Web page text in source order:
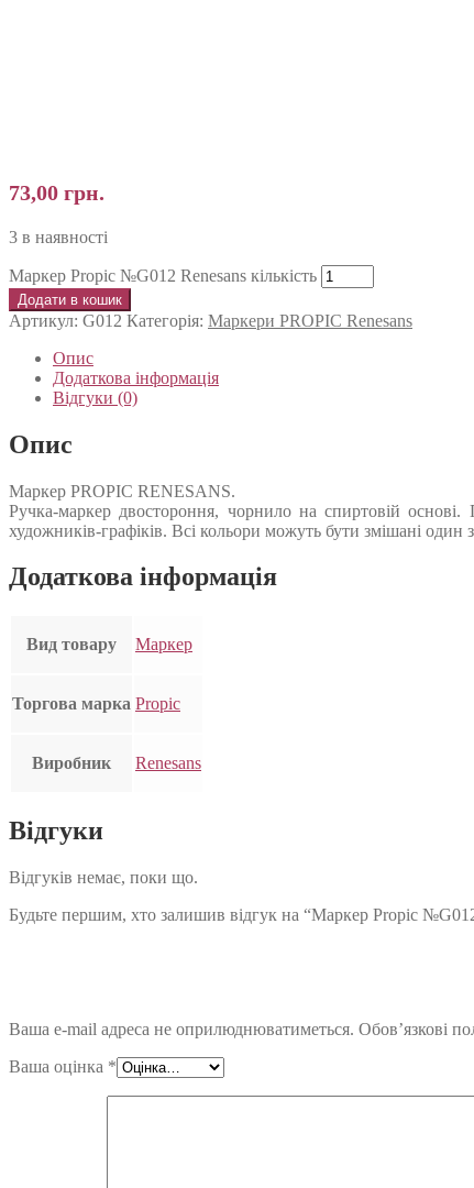
73,00 грн.
3 в наявності
Маркер Propic №G012 Renesans кількість
Додати в кошик
Артикул: G012 Категорія: Маркери PROPIC Renesans
Опис
Додаткова інформація
Відгуки (0)
Опис
Маркер PROPIC RENESANS.
Ручка-маркер двостороння, чорнило на спиртовій
художників-графіків. Всі кольори можуть бути змішані один
Додаткова інформація
Вид товару Маркер
Торгова марка Propic
Виробник Renesans
Відгуки
Відгуків немає, поки що.
Будьте першим, хто залишив відгук на “Маркер Propic
Ваша e-mail адреса не оприлюднюватиметься. Обов’язкові
Ваша оцінка *